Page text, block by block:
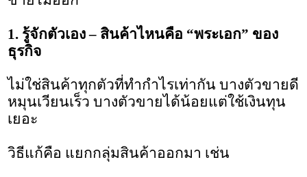
1. รู้จักตัวเอง – สินค้าไหนคือ “พระเอก” ของ
ธุรกิจ
ไม่ใช่สินค้าทุกตัวที่ทำกำไรเท่ากัน บางตัวขายดี
หมุนเวียนเร็ว บางตัวขายได้น้อยแต่ใช้เงินทุน
เยอะ
วิธีแก้คือ แยกกลุ่มสินค้าออกมา เช่น